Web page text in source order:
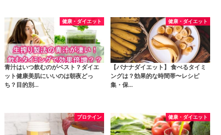
健康・ダイエット
青汁はいつ飲むのがベスト？ダイエ
ット健康美肌にいいのは朝夜どっ
ち？目的別…
健康・ダイエット
【バナナダイエット】 食べるタイミ
ングは？効果的な時間帯〜レシピ
集・保…
プロテイン 健康・ダイエット